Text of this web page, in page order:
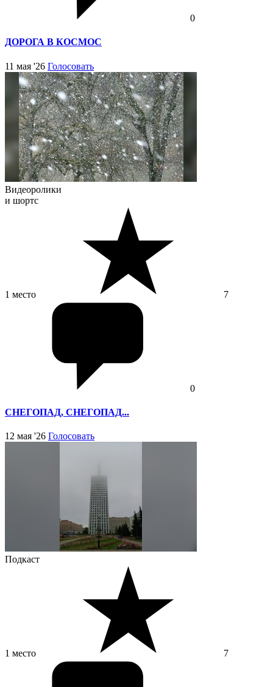
0
ДОРОГА В КОСМОС
11 мая '26 Голосовать
Видеоролики
и шортс
1 место 7
0
СНЕГОПАД, СНЕГОПАД...
12 мая '26 Голосовать
Подкаст
1 место 7